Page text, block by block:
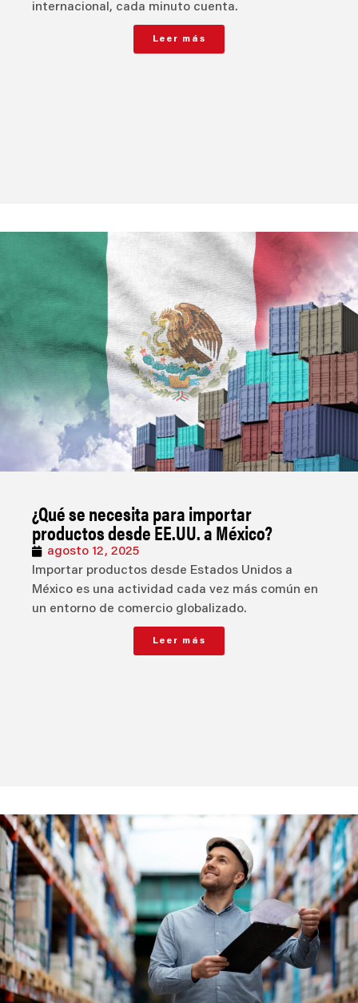
internacional, cada minuto cuenta.
Leer más
¿Qué se necesita para importar
productos desde EE.UU. a México?
agosto 12, 2025
Importar productos desde Estados Unidos a
México es una actividad cada vez más común en
un entorno de comercio globalizado.
Leer más